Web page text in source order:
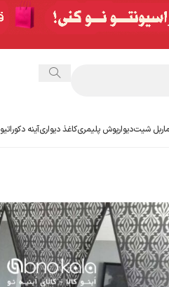
ماربل شیتدیوارپوش پلیمریکاغذ دیواریآینه دکوراتیو